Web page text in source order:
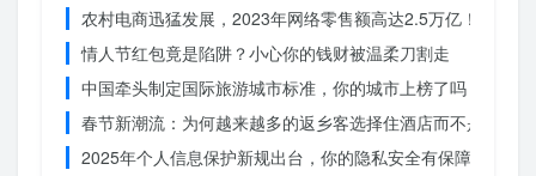
农村电商迅猛发展，2023年网络零售额高达2.5万亿！你还在
情人节红包竟是陷阱？小心你的钱财被温柔刀割走
中国牵头制定国际旅游城市标准，你的城市上榜了吗？
春节新潮流：为何越来越多的返乡客选择住酒店而不是家里？
2025年个人信息保护新规出台，你的隐私安全有保障了吗？